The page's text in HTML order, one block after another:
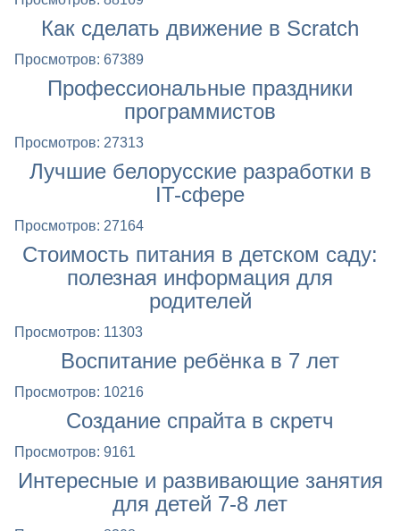
Как сделать движение в Scratch
Просмотров: 67389
Профессиональные праздники
программистов
Просмотров: 27313
Лучшие белорусские разработки в
IT-сфере
Просмотров: 27164
Стоимость питания в детском саду:
полезная информация для
родителей
Просмотров: 11303
Воспитание ребёнка в 7 лет
Просмотров: 10216
Создание спрайта в скретч
Просмотров: 9161
Интересные и развивающие занятия
для детей 7-8 лет